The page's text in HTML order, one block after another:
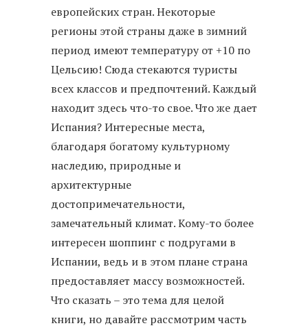
европейских стран. Некоторые
регионы этой страны даже в зимний
период имеют температуру от +10 по
Цельсию! Сюда стекаются туристы
всех классов и предпочтений. Каждый
находит здесь что-то свое. Что же дает
Испания? Интересные места,
благодаря богатому культурному
наследию, природные и
архитектурные
достопримечательности,
замечательный климат. Кому-то более
интересен шоппинг с подругами в
Испании, ведь и в этом плане страна
предоставляет массу возможностей.
Что сказать – это тема для целой
книги, но давайте рассмотрим часть